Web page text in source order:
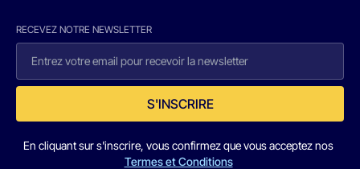
RECEVEZ NOTRE NEWSLETTER
S'INSCRIRE
En cliquant sur s'inscrire, vous confirmez que vous acceptez nos
Termes et Conditions